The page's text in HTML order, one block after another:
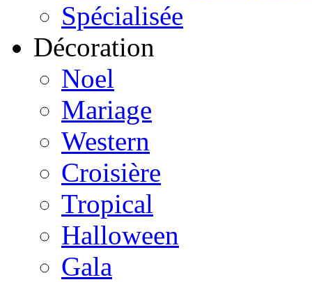
Spécialisée
Décoration
Noel
Mariage
Western
Croisière
Tropical
Halloween
Gala